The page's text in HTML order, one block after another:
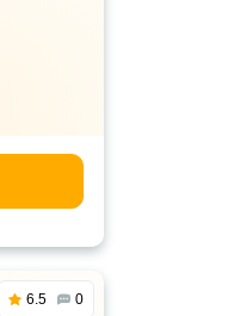
6.5 0